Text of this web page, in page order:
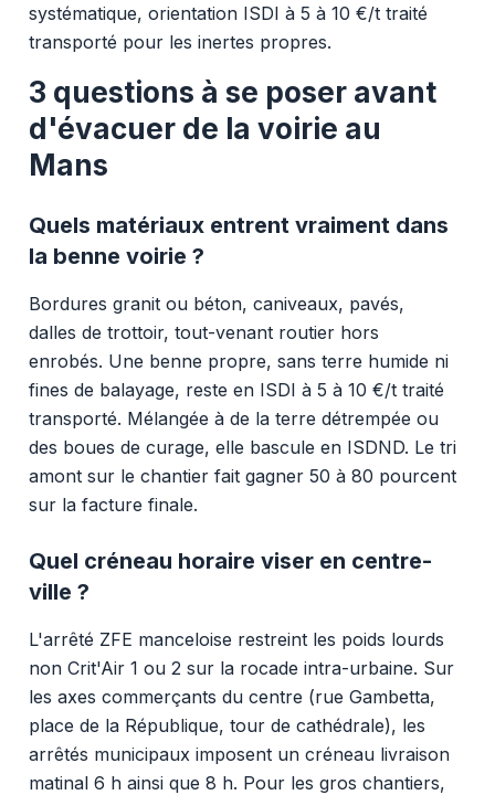
systématique, orientation ISDI à 5 à 10 €/t traité
transporté pour les inertes propres.
3 questions à se poser avant
d'évacuer de la voirie au
Mans
Quels matériaux entrent vraiment dans
la benne voirie ?
Bordures granit ou béton, caniveaux, pavés,
dalles de trottoir, tout-venant routier hors
enrobés. Une benne propre, sans terre humide ni
fines de balayage, reste en ISDI à 5 à 10 €/t traité
transporté. Mélangée à de la terre détrempée ou
des boues de curage, elle bascule en ISDND. Le tri
amont sur le chantier fait gagner 50 à 80 pourcent
sur la facture finale.
Quel créneau horaire viser en centre-
ville ?
L'arrêté ZFE manceloise restreint les poids lourds
non Crit'Air 1 ou 2 sur la rocade intra-urbaine. Sur
les axes commerçants du centre (rue Gambetta,
place de la République, tour de cathédrale), les
arrêtés municipaux imposent un créneau livraison
matinal 6 h ainsi que 8 h. Pour les gros chantiers,